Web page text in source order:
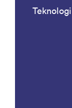
Teknologi